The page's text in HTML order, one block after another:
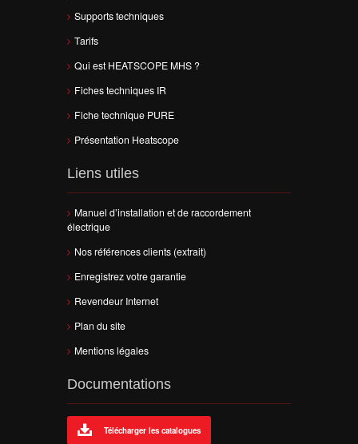
Supports techniques
Tarifs
Qui est HEATSCOPE MHS ?
Fiches techniques IR
Fiche technique PURE
Présentation Heatscope
Liens utiles
Manuel d’installation et de raccordement
électrique
Nos références clients (extrait)
Enregistrez votre garantie
Revendeur Internet
Plan du site
Mentions légales
Documentations
Télécharger les catalogues